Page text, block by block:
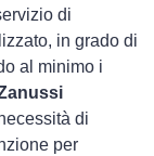
di
in grado di
al minimo i
di
per